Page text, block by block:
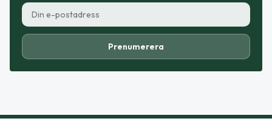
Prenumerera